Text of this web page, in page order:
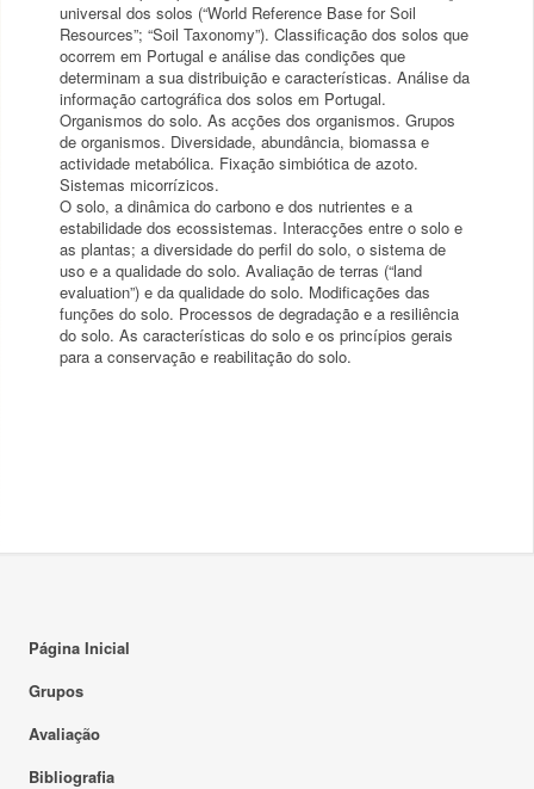
universal dos solos (“World Reference Base for Soil
Resources”; “Soil Taxonomy”). Classificação dos solos que
ocorrem em Portugal e análise das condições que
determinam a sua distribuição e características. Análise da
informação cartográfica dos solos em Portugal.
Organismos do solo. As acções dos organismos. Grupos
de organismos. Diversidade, abundância, biomassa e
actividade metabólica. Fixação simbiótica de azoto.
Sistemas micorrízicos.
O solo, a dinâmica do carbono e dos nutrientes e a
estabilidade dos ecossistemas. Interacções entre o solo e
as plantas; a diversidade do perfil do solo, o sistema de
uso e a qualidade do solo. Avaliação de terras (“land
evaluation”) e da qualidade do solo. Modificações das
funções do solo. Processos de degradação e a resiliência
do solo. As características do solo e os princípios gerais
para a conservação e reabilitação do solo.
Página Inicial
Grupos
Avaliação
Bibliografia